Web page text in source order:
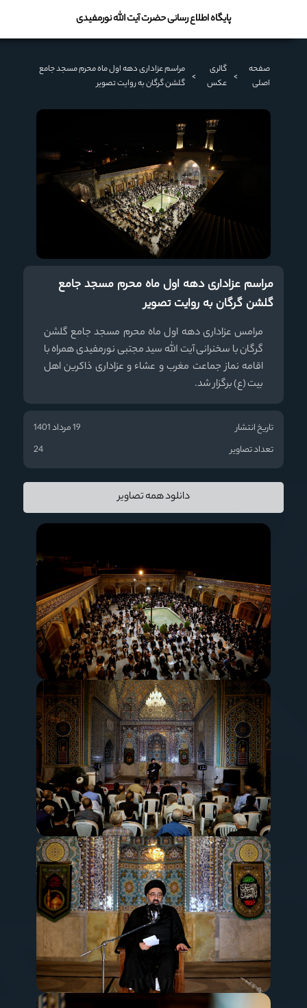
پایگاه اطلاع رسانی حضرت آیت الله نورمفیدی
صفحه
اصلی
>
گالری
عکس
>
مراسم عزاداری دهه اول ماه محرم مسجد جامع
گلشن گرگان به روایت تصویر
مراسم عزاداری دهه اول ماه محرم مسجد جامع
گلشن گرگان به روایت تصویر
مرامس عزاداری دهه اول ماه محرم مسجد جامع گلشن
گرگان با سخنرانی آیت الله سید مجتبی نورمفیدی همراه با
اقامه نماز جماعت مغرب و عشاء و عزاداری ذاکرین اهل
بیت (ع) برگزار شد.
تاریخ انتشار
19 مرداد 1401
تعداد تصاویر
24
دانلود همه تصاویر